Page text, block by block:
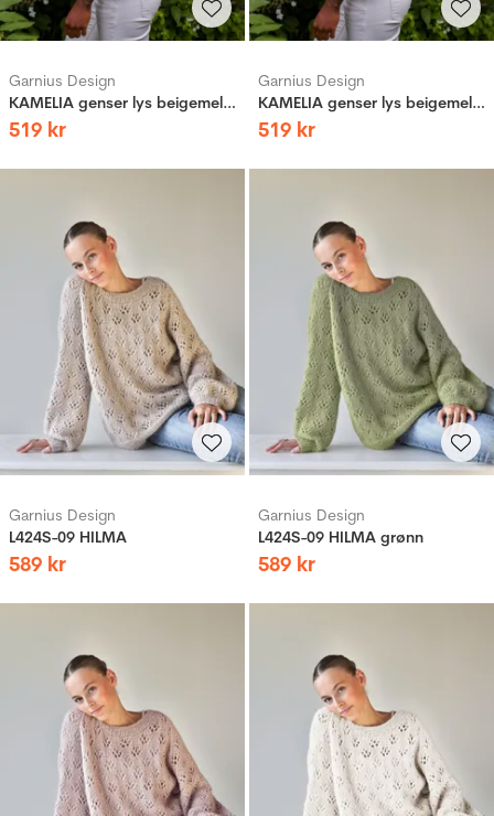
Garnius Design
KAMELIA genser lys beigemelert
519 kr
Garnius Design
KAMELIA genser lys beigemelert
519 kr
Garnius Design
L424S-09 HILMA
589 kr
Garnius Design
L424S-09 HILMA grønn
589 kr